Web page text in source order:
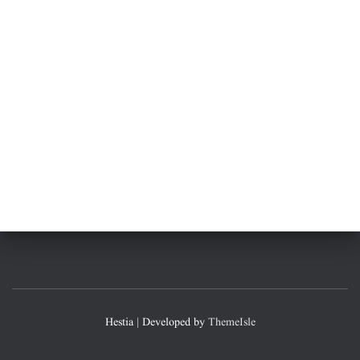
Hestia | Developed by ThemeIsle